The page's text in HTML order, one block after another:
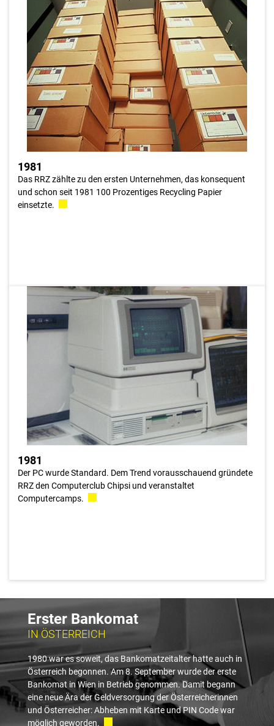
1981
Das RRZ zählte zu den ersten Unternehmen, das konsequent
und schon seit 1981 100 Prozentiges Recycling Papier
einsetzte.
1981
Der Papierbedarf lag durch den Druck von Tageslisten und
Auszügen in den 90 Jahren jährlich bei 30 Millionen Seiten und
steigerte sich, trotz vermehrten Einsatzes von Technologien auf
rund 300 Millionen A4-Seiten pro Jahr ab dem Jahr 2001.
Ebenso wurde das Silber aus dem Mikrofiche rückgewonnen
und recycled.
1981
Der PC wurde Standard. Dem Trend vorausschauend gründete
RRZ den Computerclub Chipsi und veranstaltet
Computercamps.
1981
Diese gesellige Plattform für Computerinteressierte verfügte
über eine eigene Zeitung und erlangte sogar Fernsehpräsenz.
Über Sponsoring der Zentralbank konnte ein attraktives
Klublokal bezogen werden. Chipsi hielt sich als österreichischer
Trendsetter bis weit in die Neunziger – als das Internet die Welt
zu einem einzigen Computerclub machte. Mit bis zu 300
Mitgliedern war Chipsi ein kleiner Vorreiter des World Wide Web.
Erster Bankomat
IN ÖSTERREICH
1980 war es soweit, das Bankomatzeitalter hatte auch in
Österreich begonnen. Am 8. September wurde der erste
Bankomat in Wien in Betrieb genommen. Damit begann
eine neue Ära der Geldversorgung der Österreicherinnen
und Österreicher: Abheben mit Karte und PIN Code war
möglich geworden.